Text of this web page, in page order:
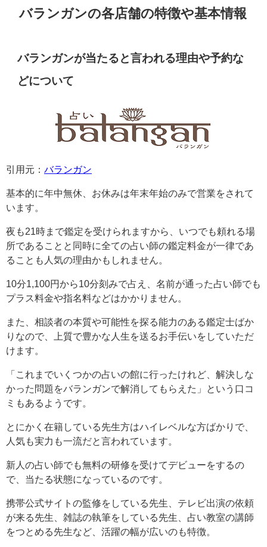
バランガンの各店舗の特徴や基本情報
バランガンが当たると言われる理由や予約な
どについて
引用元： バランガン
基本的に年中無休、お休みは年末年始のみで営業をされて
います。
夜も21時まで鑑定を受けられますから、いつでも頼れる場
所であることと同時に全ての占い師の鑑定料金が一律であ
ることも人気の理由かもしれません。
10分1,100円から10分刻みで占え、名前が通った占い師でも
プラス料金や指名料などはかかりません。
また、相談者の本質や可能性を探る能力のある鑑定士ばか
りなので、上質で豊かな人生を送るお手伝いをしていただ
けます。
「これまでいくつかの占いの館に行ったけれど、解決しな
かった問題をバランガンで解消してもらえた」という口コ
ミもあるようです。
とにかく在籍している先生方はハイレベルな方ばかりで、
人気も実力も一流だと言われています。
新人の占い師でも無料の研修を受けてデビューをするの
で、当たる状態になっているのです。
携帯公式サイトの監修をしている先生、テレビ出演の依頼
が来る先生、雑誌の執筆をしている先生、占い教室の講師
をつとめる先生など、活躍の幅が広いのも特徴。